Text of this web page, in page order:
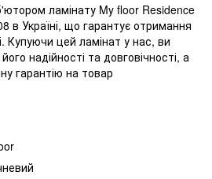
ламінату My floor Residence
в Україні, що гарантує отримання
Купуючи цей ламінат у нас, ви
надійності та довговічності, а
гарантію на товар